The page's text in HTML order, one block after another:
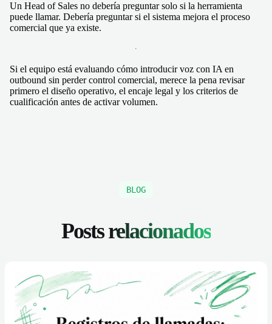
Un Head of Sales no debería preguntar solo si la herramienta
puede llamar. Debería preguntar si el sistema mejora el proceso
comercial que ya existe.
Si el equipo está evaluando cómo introducir voz con IA en
outbound sin perder control comercial, merece la pena revisar
primero el diseño operativo, el encaje legal y los criterios de
cualificación antes de activar volumen.
BLOG
Postsrelacionados